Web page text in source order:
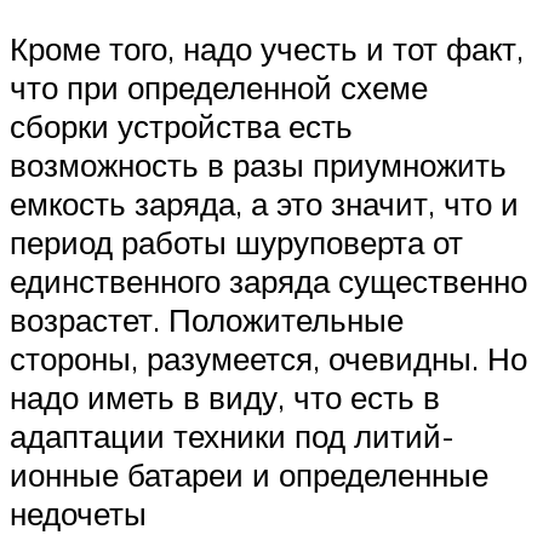
Кроме того, надо учесть и тот факт,
что при определенной схеме
сборки устройства есть
возможность в разы приумножить
емкость заряда, а это значит, что и
период работы шуруповерта от
единственного заряда существенно
возрастет. Положительные
стороны, разумеется, очевидны. Но
надо иметь в виду, что есть в
адаптации техники под литий-
ионные батареи и определенные
недочеты